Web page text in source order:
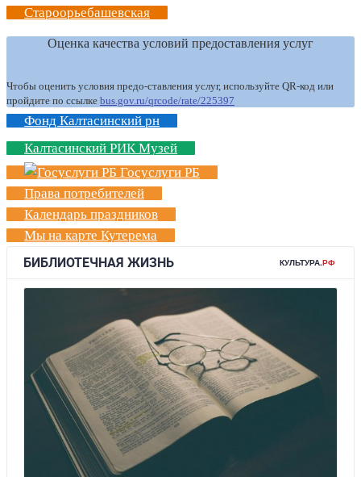
Староорьебашевская
Оценка качества условий предоставления услуг
Чтобы оценить условия предо-ставления услуг, используйте QR-код или
пройдите по ссылке bus.gov.ru/qrcode/rate/225397
Фонд Калтасинский рн
Калтасинский РИК Музей
Госуслуги РБ
Права потребителей
Календарь праздников
Мы на карте Кутерема